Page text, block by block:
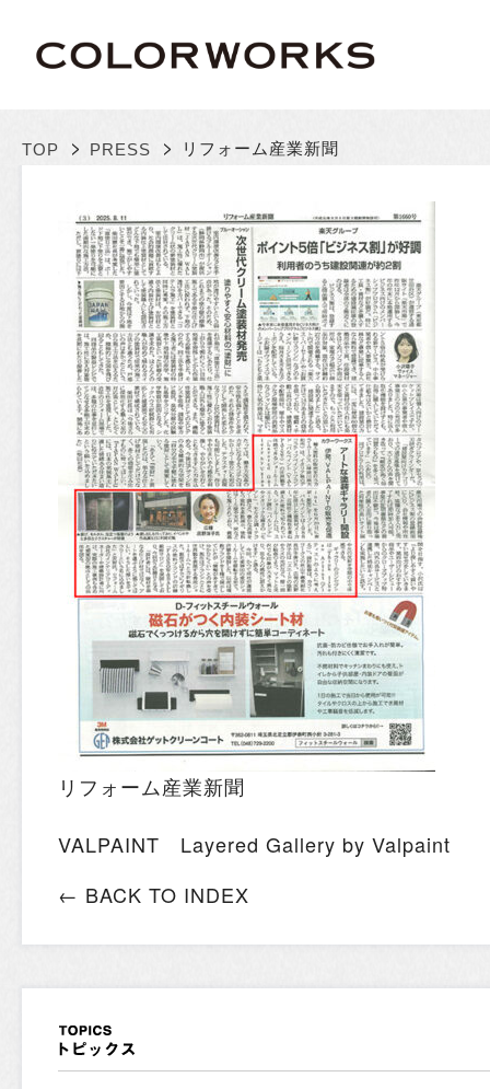
TOP > PRESS > リフォーム産業新聞
リフォーム産業新聞
VALPAINT Layered Gallery by Valpaint
← BACK TO INDEX